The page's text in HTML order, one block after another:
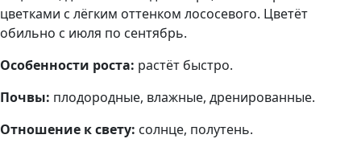
цветками с лёгким оттенком лососевого. Цветёт
обильно с июля по сентябрь.
Особенности роста: растёт быстро.
Почвы: плодородные, влажные, дренированные.
Отношение к свету: солнце, полутень.